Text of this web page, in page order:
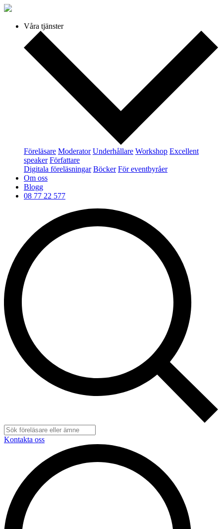
Våra tjänster
Föreläsare Moderator Underhållare Workshop Excellent
speaker Författare
Digitala föreläsningar Böcker För eventbyråer
Om oss
Blogg
08 77 22 577
Kontakta oss